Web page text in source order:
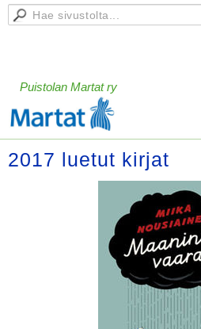
Puistolan Martat ry
2017 luetut kirjat